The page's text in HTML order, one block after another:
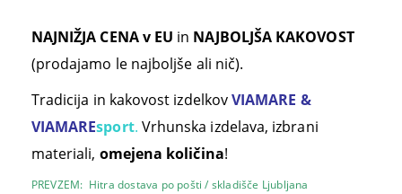
NAJNIŽJA CENA v EU in NAJBOLJŠA KAKOVOST
(prodajamo le najboljše ali nič).
Tradicija in kakovost izdelkovVIAMARE &
VIAMAREsport. Vrhunska izdelava, izbrani
materiali, omejena količina!
PREVZEM: Hitra dostava po pošti / skladišče Ljubljana